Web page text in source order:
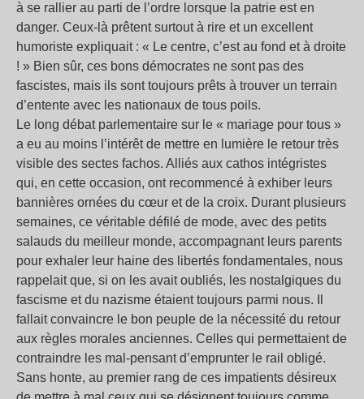
à se rallier au parti de l’ordre lorsque la patrie est en
danger. Ceux-là prêtent surtout à rire et un excellent
humoriste expliquait : « Le centre, c’est au fond et à droite
! » Bien sûr, ces bons démocrates ne sont pas des
fascistes, mais ils sont toujours prêts à trouver un terrain
d’entente avec les nationaux de tous poils.
Le long débat parlementaire sur le « mariage pour tous »
a eu au moins l’intérêt de mettre en lumière le retour très
visible des sectes fachos. Alliés aux cathos intégristes
qui, en cette occasion, ont recommencé à exhiber leurs
bannières ornées du cœur et de la croix. Durant plusieurs
semaines, ce véritable défilé de mode, avec des petits
salauds du meilleur monde, accompagnant leurs parents
pour exhaler leur haine des libertés fondamentales, nous
rappelait que, si on les avait oubliés, les nostalgiques du
fascisme et du nazisme étaient toujours parmi nous. Il
fallait convaincre le bon peuple de la nécessité du retour
aux règles morales anciennes. Celles qui permettaient de
contraindre les mal-pensant d’emprunter le rail obligé.
Sans honte, au premier rang de ces impatients désireux